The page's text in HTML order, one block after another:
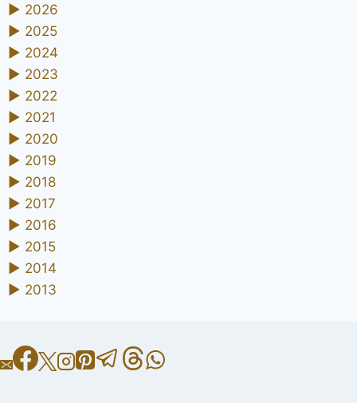
► 2026
► 2025
► 2024
► 2023
► 2022
► 2021
► 2020
► 2019
► 2018
► 2017
► 2016
► 2015
► 2014
► 2013